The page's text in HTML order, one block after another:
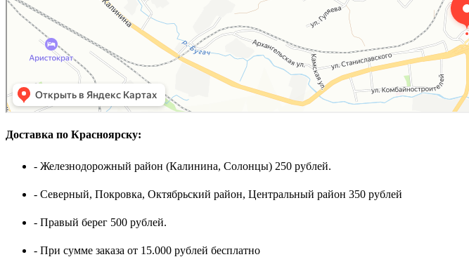
Доставка по Красноярску:
- Железнодорожный район (Калинина, Солонцы) 250 рублей.
- Северный, Покровка, Октябрьский район, Центральный район 350 рублей
- Правый берег 500 рублей.
- При сумме заказа от 15.000 рублей бесплатно